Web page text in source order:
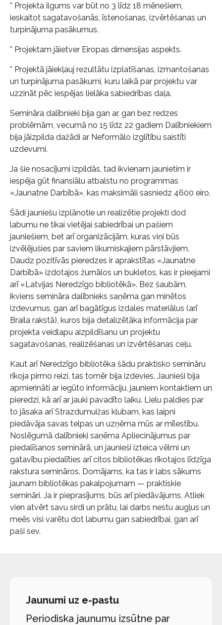
* Projekta ilgums var būt no 3 līdz 18 mēnešiem,
ieskaitot sagatavošanās, īstenošanas, izvērtēšanas un
turpinājuma pasākumus.
* Projektam jāietver Eiropas dimensijas aspekts.
* Projektā jāiekļauj rezultātu izplatīšanas, izmantošanas
un turpinājuma pasākumi, kuru laikā par projektu var
uzzināt pēc iespējas lielāka sabiedrības daļa.
Semināra dalībnieki bija gan ar, gan bez redzes
problēmām, vecumā no 15 līdz 22 gadiem Dalībniekiem
bija jāizpilda dažādi ar Neformālo izglītību saistīti
uzdevumi.
Ja šie nosacījumi izpildās, tad ikvienam jaunietim ir
iespēja gūt finansiālu atbalstu no programmas
«Jaunatne Darbībā», kas maksimāli sasniedz 4600 eiro.
Šādi jauniešu izplānotie un realizētie projekti dod
labumu ne tikai vietējai sabiedrībai un pašiem
jauniešiem, bet arī organizācijām, kuras viņi būs
izvēlējušies par saviem likumiskajiem pārstāvjiem.
Daudz pozitīvās pieredzes ir aprakstītas «Jaunatne
Darbībā» izdotajos žurnālos un bukletos, kas ir pieejami
arī «Latvijas Neredzīgo bibliotēkā». Bez šaubām,
ikviens semināra dalībnieks saņēma gan minētos
izdevumus, gan arī bagātīgus izdales materiālus (arī
Braila rakstā), kuros bija detalizētāka informācija par
projekta veidlapu aizpildīšanu un projektu
sagatavošanas, realizēšanas un izvērtēšanas ceļu.
Kaut arī Neredzīgo bibliotēka šādu praktisko semināru
rīkoja pirmo reizi, tas tomēr bija izdevies. Jaunieši bija
apmierināti ar iegūto informāciju, jauniem kontaktiem un
pieredzi, kā arī ar jauki pavadīto laiku. Lielu paldies par
to jāsaka arī Strazdumuižas klubam, kas laipni
piedāvāja savas telpas un uzņēma mūs ar mīlestību.
Noslēgumā dalībnieki saņēma Apliecinājumus par
piedalīšanos seminārā, un jaunieši izteica vēlmi un
gatavību piedalīties arī citos bibliotēkas rīkotajos līdzīga
rakstura semināros. Domājams, ka tas ir labs sākums
jaunam bibliotēkas pakalpojumam — praktiskie
semināri. Ja ir pieprasījums, būs arī piedāvājums. Atliek
vien atvērt savu sirdi un prātu, lai darbs nestu augļus un
meēs visi varētu dot labumu gan sabiedrībai, gan arī
paši sev.
Jaunumi uz e-pastu
Periodiska jaunumu izsūtne par